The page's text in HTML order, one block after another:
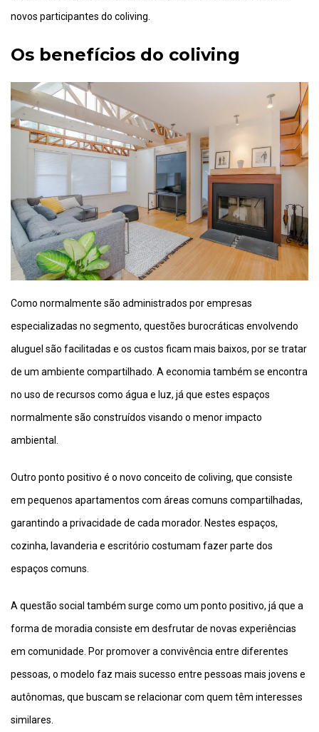
novos participantes do coliving.
Os benefícios do coliving
Como normalmente são administrados por empresas
especializadas no segmento, questões burocráticas envolvendo
aluguel são facilitadas e os custos ficam mais baixos, por se tratar
de um ambiente compartilhado. A economia também se encontra
no uso de recursos como água e luz, já que estes espaços
normalmente são construídos visando o menor impacto
ambiental.
Outro ponto positivo é o novo conceito de coliving, que consiste
em pequenos apartamentos com áreas comuns compartilhadas,
garantindo a privacidade de cada morador. Nestes espaços,
cozinha, lavanderia e escritório costumam fazer parte dos
espaços comuns.
A questão social também surge como um ponto positivo, já que a
forma de moradia consiste em desfrutar de novas experiências
em comunidade. Por promover a convivência entre diferentes
pessoas, o modelo faz mais sucesso entre pessoas mais jovens e
autônomas, que buscam se relacionar com quem têm interesses
similares.